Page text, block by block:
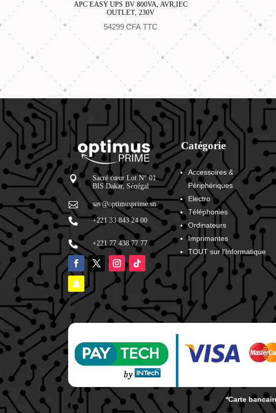
APC EASY UPS BV 800VA, AVR,IEC
OUTLET, 230V
54299 CFA TTC

Sacré cœur Lot N° 01
BIS Dakar, Sénégal
 sav@optimusprime.sn
 +221 33 843 24 00
 +221 77 438 77 77
Catégorie
Accessoires &
Périphériques
Electro
Téléphonies
Ordinateurs
Imprimantes
TOUT sur l’Informatique
*Carte